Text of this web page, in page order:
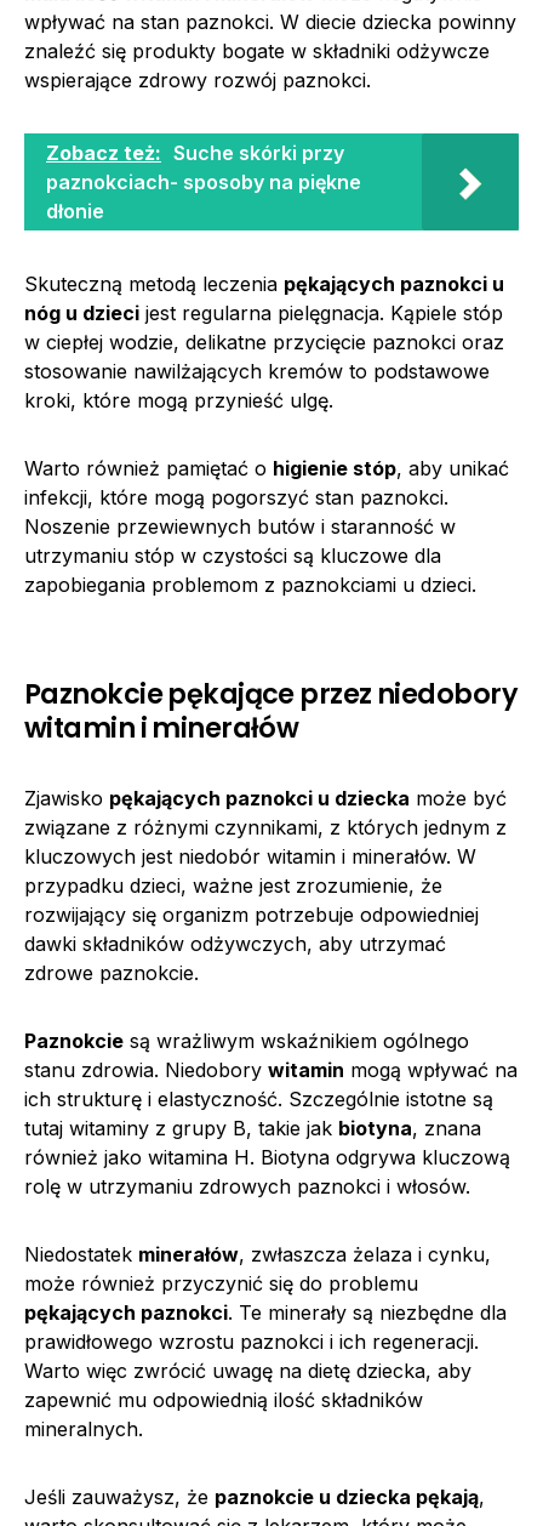
wpływać na stan paznokci. W diecie dziecka powinny
znaleźć się produkty bogate w składniki odżywcze
wspierające zdrowy rozwój paznokci.
Zobacz też: Suche skórki przy
paznokciach- sposoby na piękne
dłonie
Skuteczną metodą leczenia pękających paznokci u
nóg u dzieci jest regularna pielęgnacja. Kąpiele stóp
w ciepłej wodzie, delikatne przycięcie paznokci oraz
stosowanie nawilżających kremów to podstawowe
kroki, które mogą przynieść ulgę.
Warto również pamiętać o higienie stóp, aby unikać
infekcji, które mogą pogorszyć stan paznokci.
Noszenie przewiewnych butów i staranność w
utrzymaniu stóp w czystości są kluczowe dla
zapobiegania problemom z paznokciami u dzieci.
Paznokcie pękające przez niedobory
witamin i minerałów
Zjawisko pękających paznokci u dziecka może być
związane z różnymi czynnikami, z których jednym z
kluczowych jest niedobór witamin i minerałów. W
przypadku dzieci, ważne jest zrozumienie, że
rozwijający się organizm potrzebuje odpowiedniej
dawki składników odżywczych, aby utrzymać
zdrowe paznokcie.
Paznokcie są wrażliwym wskaźnikiem ogólnego
stanu zdrowia. Niedobory witamin mogą wpływać na
ich strukturę i elastyczność. Szczególnie istotne są
tutaj witaminy z grupy B, takie jak biotyna, znana
również jako witamina H. Biotyna odgrywa kluczową
rolę w utrzymaniu zdrowych paznokci i włosów.
Niedostatek minerałów, zwłaszcza żelaza i cynku,
może również przyczynić się do problemu
pękających paznokci. Te minerały są niezbędne dla
prawidłowego wzrostu paznokci i ich regeneracji.
Warto więc zwrócić uwagę na dietę dziecka, aby
zapewnić mu odpowiednią ilość składników
mineralnych.
Jeśli zauważysz, że paznokcie u dziecka pękają,